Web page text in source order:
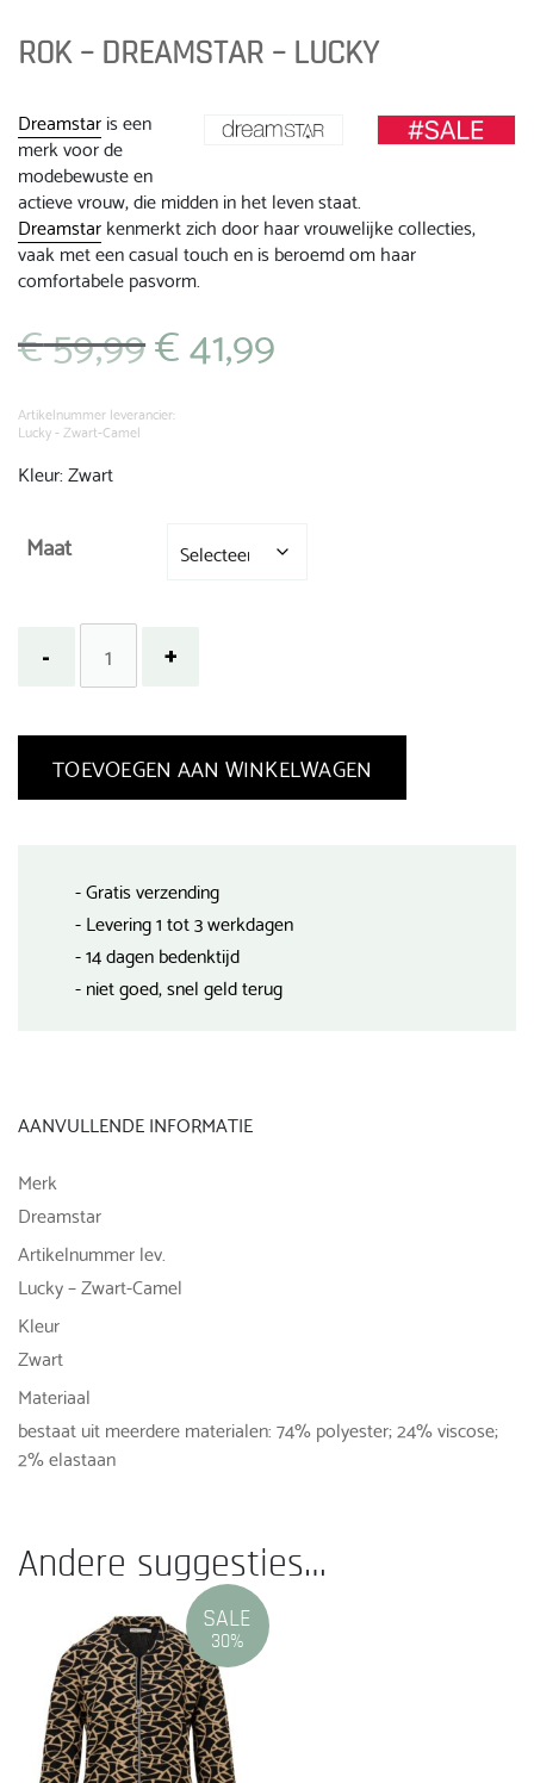
ROK – DREAMSTAR – LUCKY
Dreamstaris een
merk voor de
modebewuste en
actieve vrouw, die midden in het leven staat.
Dreamstarkenmerkt zich door haar vrouwelijke collecties,
vaak met een casual touch en is beroemd om haar
comfortabele pasvorm.
€59,99 Oorspronkelijke
prijs
€ 59,99.
€41,99
Artikelnummer leverancier:
Lucky - Zwart-Camel
Kleur: Zwart
Maat
TOEVOEGEN AAN WINKELWAGEN
- Gratis verzending
- Levering 1 tot 3 werkdagen
- 14 dagen bedenktijd
- niet goed, snel geld terug
AANVULLENDE INFORMATIE
Merk
Dreamstar
Artikelnummer lev.
Lucky – Zwart-Camel
Kleur
Zwart
Materiaal
bestaat uit meerdere materialen: 74% polyester; 24% viscose;
2% elastaan
Andere suggesties…
SALE
30%